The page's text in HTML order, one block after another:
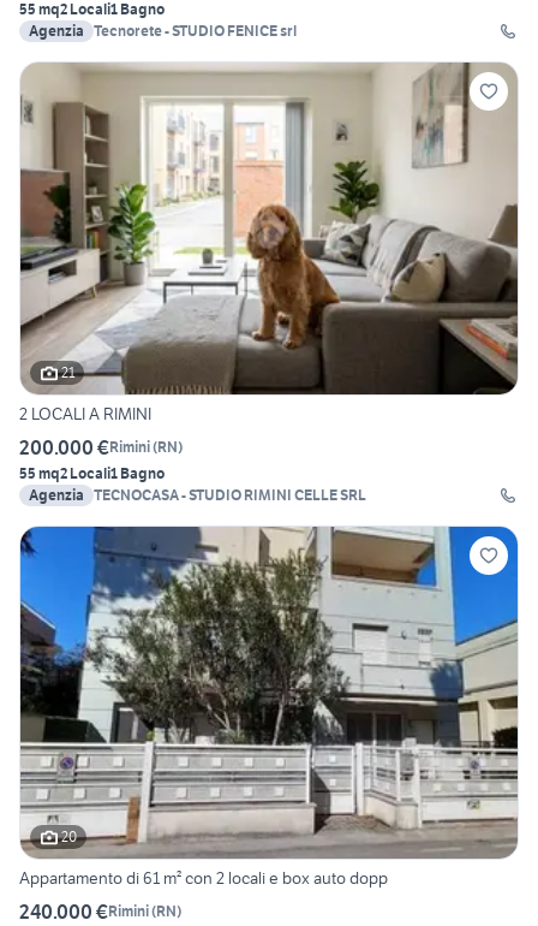
55 mq2 Locali1 Bagno
Agenzia Tecnorete - STUDIO FENICE srl
21
2 LOCALI A RIMINI
200.000 €Rimini(RN)
55 mq2 Locali1 Bagno
Agenzia TECNOCASA - STUDIO RIMINI CELLE SRL
20
Appartamento di 61 m² con 2 locali e box auto dopp
240.000 €Rimini(RN)